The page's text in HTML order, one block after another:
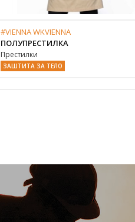
#VIENNA WKVIENNA
ПОЛУПРЕСТИЛКА
Престилки
ЗАШТИТА ЗА ТЕЛО